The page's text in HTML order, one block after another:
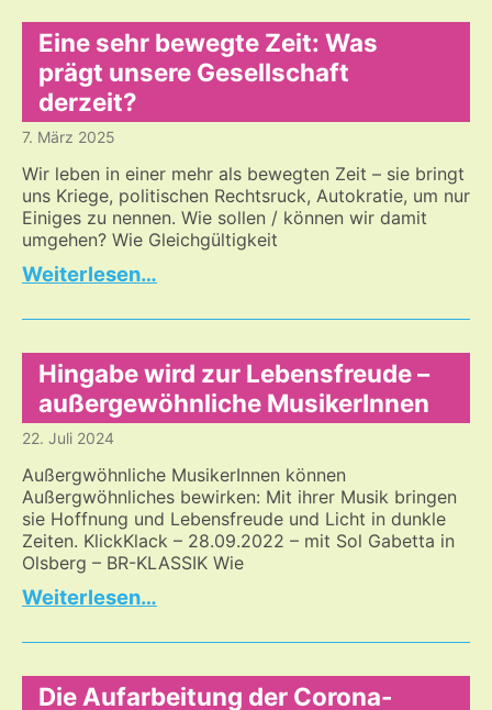
Waffen
Eine sehr bewegte Zeit: Was
prägt unsere Gesellschaft
derzeit?
7. März 2025
Wir leben in einer mehr als bewegten Zeit – sie bringt
uns Kriege, politischen Rechtsruck, Autokratie, um nur
Einiges zu nennen. Wie sollen / können wir damit
umgehen? Wie Gleichgültigkeit
…
bewegte
Was
prägt
unsere
derzeit?
Hingabe wird zur Lebensfreude –
außergewöhnliche MusikerInnen
22. Juli 2024
Außergwöhnliche MusikerInnen können
Außergwöhnliches bewirken: Mit ihrer Musik bringen
sie Hoffnung und Lebensfreude und Licht in dunkle
Zeiten. KlickKlack – 28.09.2022 – mit Sol Gabetta in
Olsberg – BR-KLASSIK Wie
…
zur
–
Die Aufarbeitung der Corona-